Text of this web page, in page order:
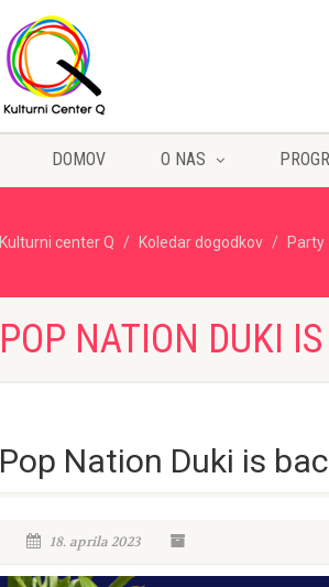
DOMOV O NAS
Kulturni center Q Koledar dogodkov Party
POP NATION DUKI
Pop Nation Duki is
18. aprila 2023